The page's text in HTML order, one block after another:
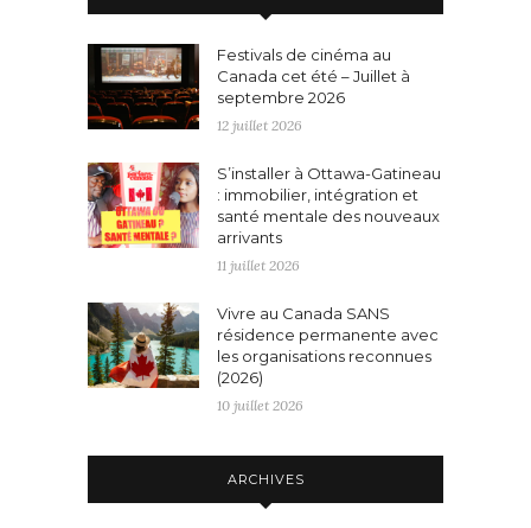
Festivals de cinéma au
Canada cet été – Juillet à
septembre 2026
12 juillet 2026
S’installer à Ottawa-Gatineau
: immobilier, intégration et
santé mentale des nouveaux
arrivants
11 juillet 2026
Vivre au Canada SANS
résidence permanente avec
les organisations reconnues
(2026)
10 juillet 2026
ARCHIVES